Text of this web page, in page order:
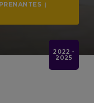
|
2022 -
2025